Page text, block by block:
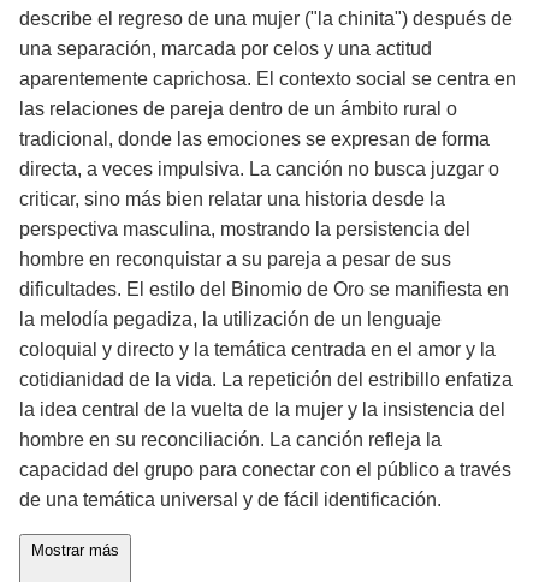
describe el regreso de una mujer ("la chinita") después de
una separación, marcada por celos y una actitud
aparentemente caprichosa. El contexto social se centra en
las relaciones de pareja dentro de un ámbito rural o
tradicional, donde las emociones se expresan de forma
directa, a veces impulsiva. La canción no busca juzgar o
criticar, sino más bien relatar una historia desde la
perspectiva masculina, mostrando la persistencia del
hombre en reconquistar a su pareja a pesar de sus
dificultades. El estilo del Binomio de Oro se manifiesta en
la melodía pegadiza, la utilización de un lenguaje
coloquial y directo y la temática centrada en el amor y la
cotidianidad de la vida. La repetición del estribillo enfatiza
la idea central de la vuelta de la mujer y la insistencia del
hombre en su reconciliación. La canción refleja la
capacidad del grupo para conectar con el público a través
de una temática universal y de fácil identificación.